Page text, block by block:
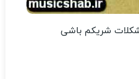
شریکم باشی